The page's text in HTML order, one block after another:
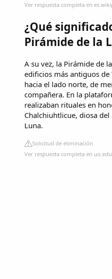
Ver respuesta completa en
¿Qué
Pirámide de la
A su vez, la Pirámide de
edificios más antiguos de
hacia el lado norte, de
compañera. En la
realizaban rituales en
Chalchiuhtlicue, diosa
Luna.
Solicitud de eliminación
Ver respuesta completa en